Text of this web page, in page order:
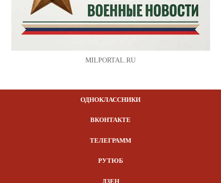
MILPORTAL.RU
ОДНОКЛАССНИКИ
ВКОНТАКТЕ
ТЕЛЕГРАММ
РУТЮБ
ДЗЕН